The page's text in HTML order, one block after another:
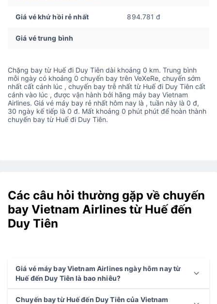
Giá vé khứ hồi rẻ nhất 894.781 đ
Giá vé trung bình
Chặng bay từ Huế đi Duy Tiên dài khoảng 0 km. Trung bình
mỗi ngày có khoảng 0 chuyến bay trên VeXeRe, chuyến sớm
nhất cất cánh lúc , chuyến bay trễ nhất từ Huế đi Duy Tiên cất
cánh vào lúc , được vận hành bởi hãng máy bay Vietnam
Airlines. Giá vé máy bay rẻ nhất hôm nay là , tuần này là 0 đ,
30 ngày kế tiếp là 0 đ. Mất khoảng 0 phút phút để hoàn thành
chuyến bay từ Huế đi Duy Tiên.
Các câu hỏi thường gặp về chuyến
bay Vietnam Airlines từ Huế đến
Duy Tiên
Giá vé máy bay Vietnam Airlines ngày hôm nay từ
Huế đến Duy Tiên là bao nhiêu?
Chuyến bay từ Huế đến Duy Tiên của Vietnam